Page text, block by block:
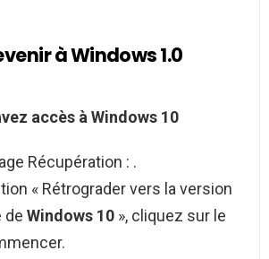
à Windows 1.0
accès àWindows 10
Récupération : .
« Rétrograder vers la version
de Windows 10 », cliquez sur le